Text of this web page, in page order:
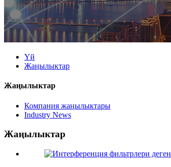
Үй
Жаңылыктар
Жаңылыктар
Компания жаңылыктары
Industry News
Жаңылыктар